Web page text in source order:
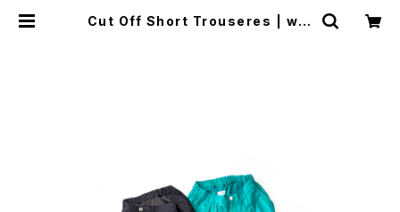
Cut Off Short Trouseres | wel